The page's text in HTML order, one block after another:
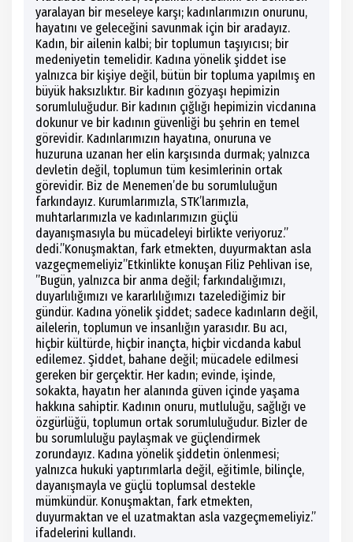
yaralayan bir meseleye karşı; kadınlarımızın onurunu,
hayatını ve geleceğini savunmak için bir aradayız.
Kadın, bir ailenin kalbi; bir toplumun taşıyıcısı; bir
medeniyetin temelidir. Kadına yönelik şiddet ise
yalnızca bir kişiye değil, bütün bir topluma yapılmış en
büyük haksızlıktır. Bir kadının gözyaşı hepimizin
sorumluluğudur. Bir kadının çığlığı hepimizin vicdanına
dokunur ve bir kadının güvenliği bu şehrin en temel
görevidir. Kadınlarımızın hayatına, onuruna ve
huzuruna uzanan her elin karşısında durmak; yalnızca
devletin değil, toplumun tüm kesimlerinin ortak
görevidir. Biz de Menemen’de bu sorumluluğun
farkındayız. Kurumlarımızla, STK’larımızla,
muhtarlarımızla ve kadınlarımızın güçlü
dayanışmasıyla bu mücadeleyi birlikte veriyoruz.”
dedi.”Konuşmaktan, fark etmekten, duyurmaktan asla
vazgeçmemeliyiz”Etkinlikte konuşan Filiz Pehlivan ise,
”Bugün, yalnızca bir anma değil; farkındalığımızı,
duyarlılığımızı ve kararlılığımızı tazelediğimiz bir
gündür. Kadına yönelik şiddet; sadece kadınların değil,
ailelerin, toplumun ve insanlığın yarasıdır. Bu acı,
hiçbir kültürde, hiçbir inançta, hiçbir vicdanda kabul
edilemez. Şiddet, bahane değil; mücadele edilmesi
gereken bir gerçektir. Her kadın; evinde, işinde,
sokakta, hayatın her alanında güven içinde yaşama
hakkına sahiptir. Kadının onuru, mutluluğu, sağlığı ve
özgürlüğü, toplumun ortak sorumluluğudur. Bizler de
bu sorumluluğu paylaşmak ve güçlendirmek
zorundayız. Kadına yönelik şiddetin önlenmesi;
yalnızca hukuki yaptırımlarla değil, eğitimle, bilinçle,
dayanışmayla ve güçlü toplumsal destekle
mümkündür. Konuşmaktan, fark etmekten,
duyurmaktan ve el uzatmaktan asla vazgeçmemeliyiz.”
ifadelerini kullandı.